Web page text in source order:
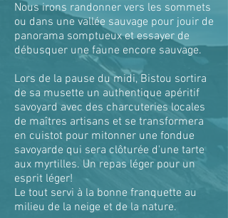
Nous irons randonner vers les sommets
ou dans une vallée sauvage pour jouir de
panorama somptueux et essayer de
débusquer une faune encore sauvage.
Lors de la pause du midi, Bistou sortira
de sa musette un authentique apéritif
savoyard avec des charcuteries locales
de maîtres artisans et se transformera
en cuistot pour mitonner une fondue
savoyarde qui sera clôturée d'une tarte
aux myrtilles. Un repas léger pour un
esprit léger!
Le tout servi à la bonne franquette au
milieu de la neige et de la nature.